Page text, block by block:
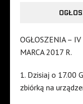
OGŁOSZENIA –
MARCA 2017 R.
1. Dzisiaj o 17.00
zbiórką na